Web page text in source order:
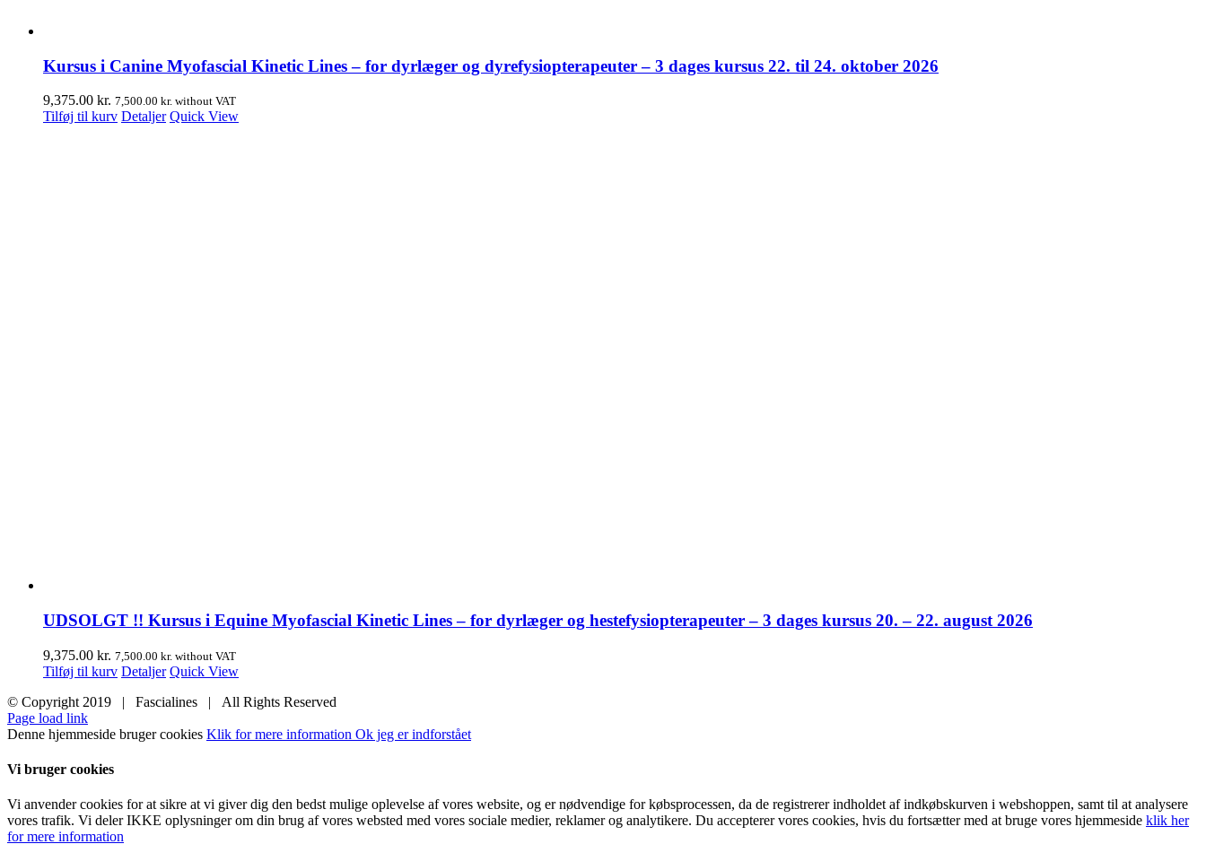
Kursus i Canine Myofascial Kinetic Lines – for dyrlæger og dyrefysiopterapeuter – 3 dages kursus 22. til 24. oktober 2026
9,375.00 kr. 7,500.00 kr. without VAT
Tilføj til kurv Detaljer Quick View
UDSOLGT !! Kursus i Equine Myofascial Kinetic Lines – for dyrlæger og hestefysiopterapeuter – 3 dages kursus 20. – 22. august 2026
9,375.00 kr. 7,500.00 kr. without VAT
Tilføj til kurv Detaljer Quick View
© Copyright 2019 | Fascialines | All Rights Reserved
Page load link
Denne hjemmeside bruger cookies Klik for mere information Ok jeg er indforstået
Vi bruger cookies
Vi anvender cookies for at sikre at vi giver dig den bedst mulige oplevelse af vores website, og er nødvendige for købsprocessen, da de registrerer indholdet af indkøbskurven i webshoppen, samt til at analysere
vores trafik. Vi deler IKKE oplysninger om din brug af vores websted med vores sociale medier, reklamer og analytikere. Du accepterer vores cookies, hvis du fortsætter med at bruge vores hjemmeside klik her
for mere information